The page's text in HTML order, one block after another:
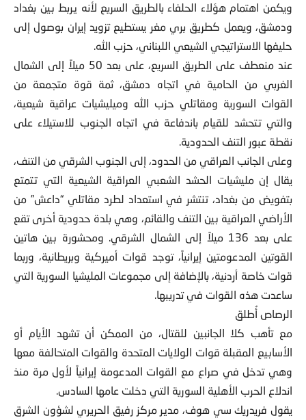
ويكمن اهتمام هؤلاء الحلفاء بالطريق السريع لأنه يربط بين بغداد
ودمشق، ويعمل كطريق بري مغر يستطيع تزويد إيران بوصول إلى
حليفها الاستراتيجي الشيعي اللبناني، حزب الله.
عند منعطف على الطريق السريع، على بعد 50 ميلاً إلى الشمال
الغربي من الحامية في اتجاه دمشق، ثمة قوة متجمعة من
القوات السورية ومقاتلي حزب الله وميليشيات عراقية شيعية،
والتي تتحشد للقيام باندفاعة في اتجاه الجنوب للاستيلاء على
نقطة عبور التنف الحدودية.
وعلى الجانب العراقي من الحدود، إلى الجنوب الشرقي من التنف،
يقال إن مليشيات الحشد الشعبي العراقية الشيعية التي تتمتع
بتفويض من بغداد، تنتشر في استعداد لطرد مقاتلي “داعش” من
الأراضي العراقية بين التنف والقائم، وهي بلدة حدودية أخرى تقع
على بعد 136 ميلاً إلى الشمال الشرقي. ومحشورة بين هاتين
القوتين المدعومتين إيرانياً، توجد قوات أميركية وبريطانية، وربما
قوات خاصة أردنية، بالإضافة إلى مجموعات المليشيا السورية التي
ساعدت هذه القوات في تدريبها.
الرصاص أُطلق
مع تأهب كلا الجانبين للقتال، من الممكن أن تشهد الأيام أو
الأسابيع المقبلة قوات الولايات المتحدة والقوات المتحالفة معها
وهي تدخل في صراع مع القوات المدعومة إيرانياً لأول مرة منذ
اندلاع الحرب الأهلية السورية التي دخلت عامها السادس.
يقول فريدريك سي هوف، مدير مركز رفيق الحريري لشؤون الشرق